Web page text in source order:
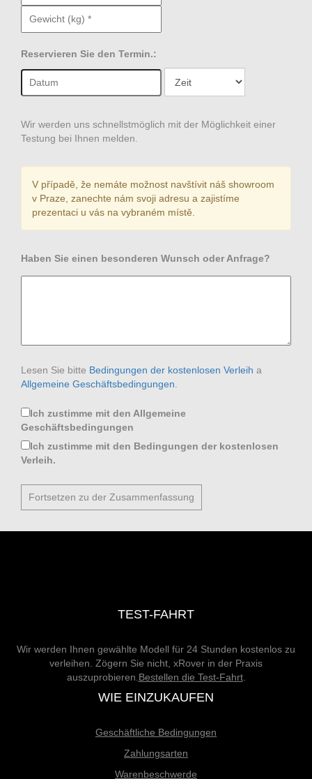
Reservieren Sie den Termin.:
Wir werden uns schnellstmöglich mit der Möglichkeit einer
Testung bei Ihnen melden.
V případě, že nemáte možnost navštívit náš showroom
v Praze, zanechte nám svoji adresu a zajistíme
prezentaci u vás na vybraném místě.
Haben Sie einen besonderen Wunsch oder Anfrage?
Lesen Sie bitte Bedingungen der kostenlosen Verleih a
Allgemeine Geschäftsbedingungen
Ich zustimme mit den Allgemeine
Geschäftsbedingungen
Ich zustimme mit den Bedingungen der kostenlosen
Verleih.
TEST-FAHRT
Wir werden Ihnen gewählte Modell für 24 Stunden kostenlos zu
verleihen. Zögern Sie nicht, xRover in der Praxis
auszuprobieren. Bestellen die Test-Fahrt.
WIE EINZUKAUFEN
Geschäftliche Bedingungen
Zahlungsarten
Warenbeschwerde